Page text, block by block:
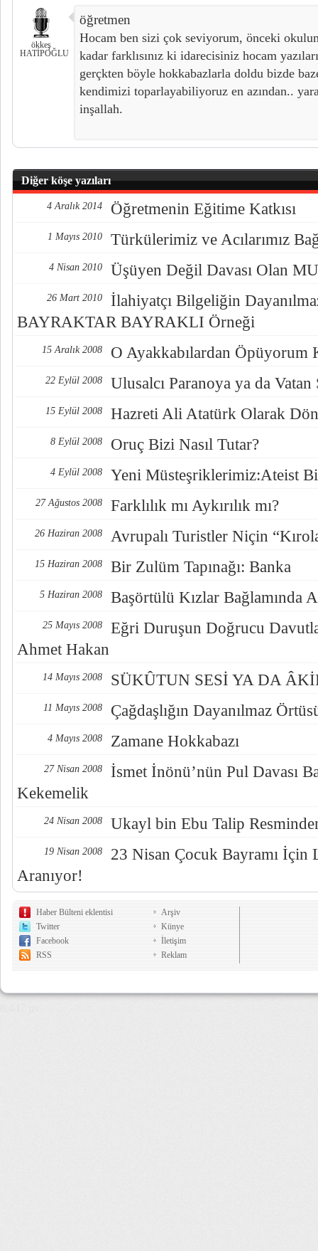
ökkeş
HATİPOĞLU
öğretmen
Hocam ben sizi çok seviyorum, önceki
kadar farklısınız ki idarecisiniz hocam
gerçkten böyle hokkabazlarla doldu bizde
kendimizi toparlayabiliyoruz en azından..
inşallah.
Diğer köşe yazıları
4 Aralık 2014 Öğretmenin Eğitime Katkısı
1 Mayıs 2010 Türkülerimiz ve Acılarımız
4 Nisan 2010 Üşüyen Değil Davası Olan
26 Mart 2010
İlahiyatçı Bilgeliğin
BAYRAKTAR BAYRAKLI Örneği
15 Aralık 2008 O Ayakkabılardan Öpüyorum
22 Eylül 2008 Ulusalcı Paranoya ya da
15 Eylül 2008 Hazreti Ali Atatürk Olarak
8 Eylül 2008 Oruç Bizi Nasıl Tutar?
4 Eylül 2008 Yeni Müsteşriklerimiz:Ateist
27 Ağustos 2008 Farklılık mı Aykırılık mı?
26 Haziran 2008 Avrupalı Turistler Niçin
15 Haziran 2008 Bir Zulüm Tapınağı: Banka
5 Haziran 2008 Başörtülü Kızlar Bağlamında
25 Mayıs 2008
Eğri Duruşun Doğrucu
Ahmet Hakan
14 Mayıs 2008 SÜKÛTUN SESİ YA DA
11 Mayıs 2008 Çağdaşlığın Dayanılmaz
4 Mayıs 2008 Zamane Hokkabazı
27 Nisan 2008
İsmet İnönü’nün Pul Davası
Kekemelik
24 Nisan 2008 Ukayl bin Ebu Talip
19 Nisan 2008
23 Nisan Çocuk Bayramı İçin
Aranıyor!
Haber Bülteni eklentisi
Twitter
Facebook
RSS
Arşiv
Künye
İletişim
Reklam